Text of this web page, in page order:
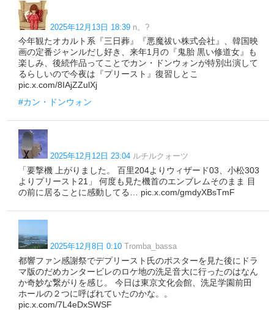
2025年12月13日 18:39 n。?
今年観たオカルト系『三日葬』『悪魔祓い株式会社』、韓国映
画の定番ジャンルだし好き、来年1月の『鬼胎 黒い修道女』も
楽しみ、後続作品ってことでカン・ドンウォンが特別出演して
るらしいので今夜は『プリースト』復習しとこ
pic.x.com/8IAjZZulXj
#カン・ドンウォン
2025年12月12日 23:04 ルチルクォーツ
「要撃機 上がりました。 百里204よりウィザード03、小松303
よりプリースト21」 何度も見た機首のエンブレムそのまま 目
の前に居ることに感動してる… pic.x.com/gmdyXBsTmF
2025年12月8日 0:10 Tromba_bassa
都響ファン感謝祭でデプリースト氏のポスターを見た後にドラ
マ版のだめカンタービレのロケ地の洗足音大に行ったのはなん
か奇妙な繋がりを感じ。 今日は東京文化会館、洗足学園前田
ホールの２つに呼ばれていたのかな。。
pic.x.com/7L4eDxSWSF